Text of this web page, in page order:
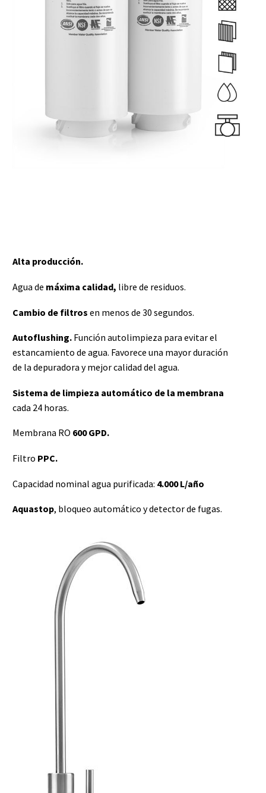
Alta producción.
Agua de máxima calidad, libre de residuos.
Cambio de filtros en menos de 30 segundos.
Autoflushing. Función autolimpieza para evitar el
estancamiento de agua. Favorece una mayor duración
de la depuradora y mejor calidad del agua.
Sistema de limpieza automático de la membrana
cada 24 horas.
Membrana RO 600 GPD.
Filtro PPC.
Capacidad nominal agua purificada: 4.000 L/año
Aquastop, bloqueo automático y detector de fugas.